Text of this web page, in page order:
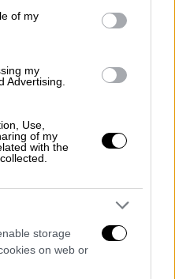
of my
my
Advertising.
Use,
of my
with the
storage
on web or
08/08/2026
14:13